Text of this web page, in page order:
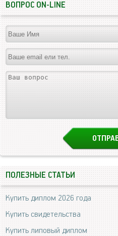
ВОПРОС ON-LINE
ПОЛЕЗНЫЕ СТАТЬИ
Купить диплом 2026 года
Купить свидетельства
Купить липовый диплом